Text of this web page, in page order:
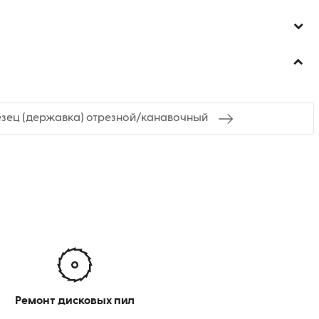
(державка) отрезной/канавочный
Ремонт дисковых пил